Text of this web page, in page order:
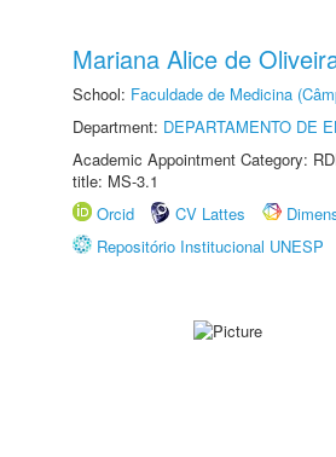
Mariana Alice de
School: Faculdade de Medicina
Department: DEPARTAMENTO DE
Academic Appointment Category:
title: MS-3.1
Orcid
CV Lattes
Repositório Institucional UNESP